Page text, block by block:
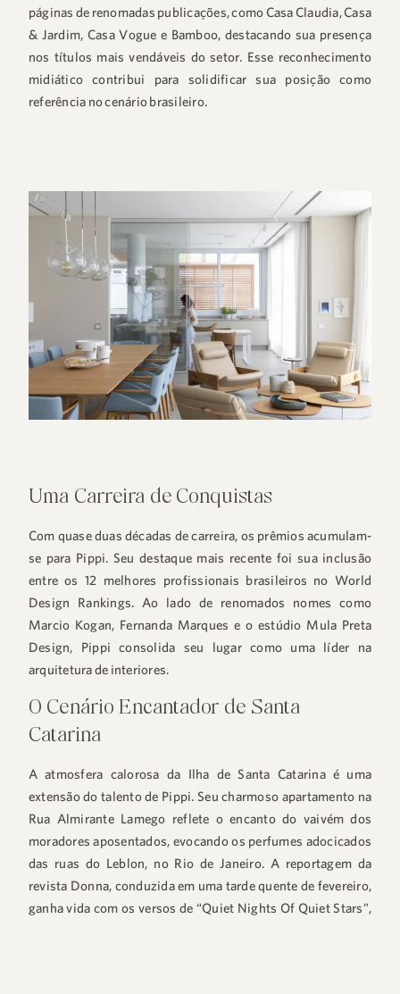
páginas de renomadas publicações, como Casa Claudia, Casa
& Jardim, Casa Vogue e Bamboo, destacando sua presença
nos títulos mais vendáveis do setor. Esse reconhecimento
midiático contribui para solidificar sua posição como
referência no cenário brasileiro.
Uma Carreira de Conquistas
Com quase duas décadas de carreira, os prêmios acumulam-
se para Pippi. Seu destaque mais recente foi sua inclusão
entre os 12 melhores profissionais brasileiros no World
Design Rankings. Ao lado de renomados nomes como
Marcio Kogan, Fernanda Marques e o estúdio Mula Preta
Design, Pippi consolida seu lugar como uma líder na
arquitetura de interiores.
O Cenário Encantador de Santa
Catarina
A atmosfera calorosa da Ilha de Santa Catarina é uma
extensão do talento de Pippi. Seu charmoso apartamento na
Rua Almirante Lamego reflete o encanto do vaivém dos
moradores aposentados, evocando os perfumes adocicados
das ruas do Leblon, no Rio de Janeiro. A reportagem da
revista Donna, conduzida em uma tarde quente de fevereiro,
ganha vida com os versos de “Quiet Nights Of Quiet Stars”,
+55 48 99660 6799